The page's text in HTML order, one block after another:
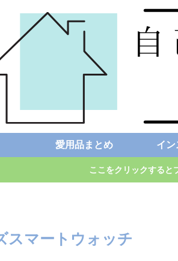
愛用品まとめ イン
ここをクリックすると
スマートウォッチ